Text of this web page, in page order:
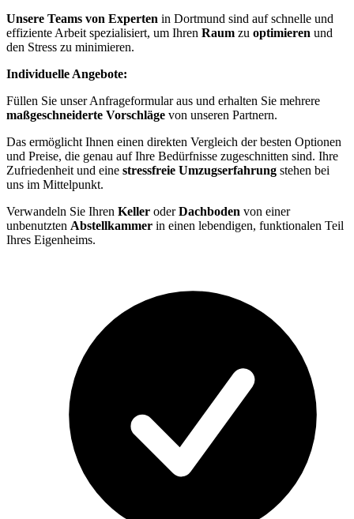
Unsere Teams von Experten in Dortmund sind auf schnelle und
effiziente Arbeit spezialisiert, um Ihren Raum zu optimieren und
den Stress zu minimieren.
Individuelle Angebote:
Füllen Sie unser Anfrageformular aus und erhalten Sie mehrere
maßgeschneiderte Vorschläge von unseren Partnern.
Das ermöglicht Ihnen einen direkten Vergleich der besten Optionen
und Preise, die genau auf Ihre Bedürfnisse zugeschnitten sind. Ihre
Zufriedenheit und eine stressfreie Umzugserfahrung stehen bei
uns im Mittelpunkt.
Verwandeln Sie Ihren Keller oderDachboden von einer
unbenutzten Abstellkammer in einen lebendigen, funktionalen Teil
Ihres Eigenheims.